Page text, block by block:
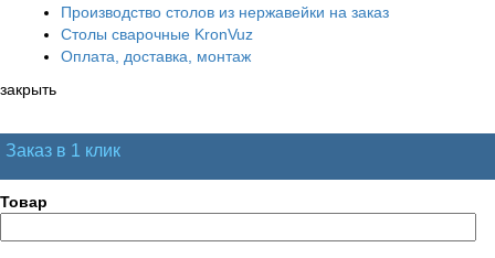
Производство столов из нержавейки на заказ
Столы сварочные KronVuz
Оплата, доставка, монтаж
закрыть
Заказ в 1 клик
Товар